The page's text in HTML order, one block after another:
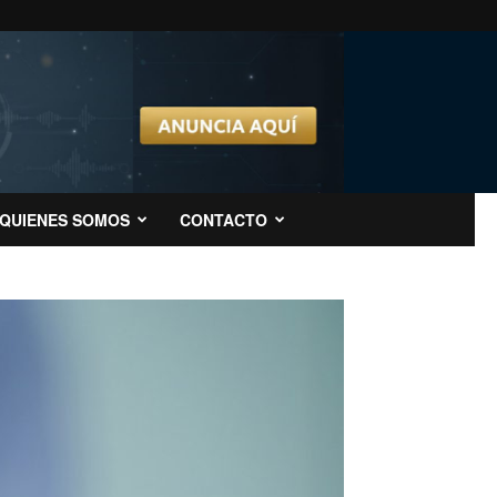
QUIENES SOMOS CONTACTO